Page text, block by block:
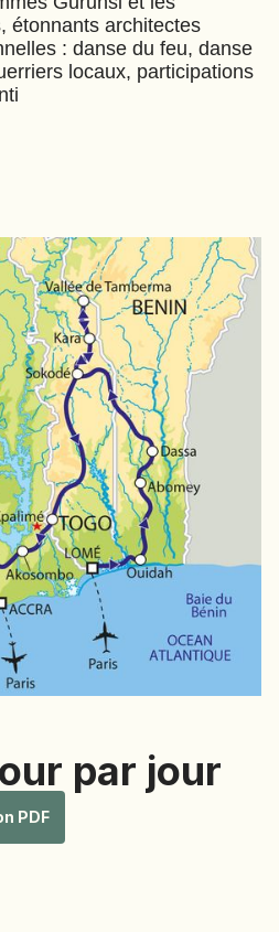
étonnants architectes
: danse du feu, danse
locaux, participations
par jour
PDF